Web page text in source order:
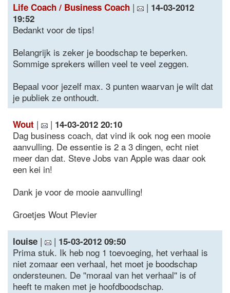
Life Coach / Business Coach | | 14-03-2012
19:52
Bedankt voor de tips!
Belangrijk is zeker je boodschap te beperken.
Sommige sprekers willen veel te veel zeggen.
Bepaal voor jezelf max. 3 punten waarvan je wilt dat
je publiek ze onthoudt.
Wout | | 14-03-2012 20:10
Dag business coach, dat vind ik ook nog een mooie
aanvulling. De essentie is 2 a 3 dingen, echt niet
meer dan dat. Steve Jobs van Apple was daar ook
een kei in!
Dank je voor de mooie aanvulling!
Groetjes Wout Plevier
louise | | 15-03-2012 09:50
Prima stuk. Ik heb nog 1 toevoeging, het verhaal is
niet zomaar een verhaal, het moet je boodschap
ondersteunen. De ''moraal van het verhaal'' is of
heeft te maken met je hoofdboodschap.